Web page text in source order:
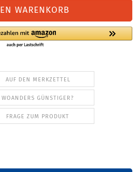
AUF DEN MERKZETTEL
WOANDERS GÜNSTIGER?
FRAGE ZUM PRODUKT